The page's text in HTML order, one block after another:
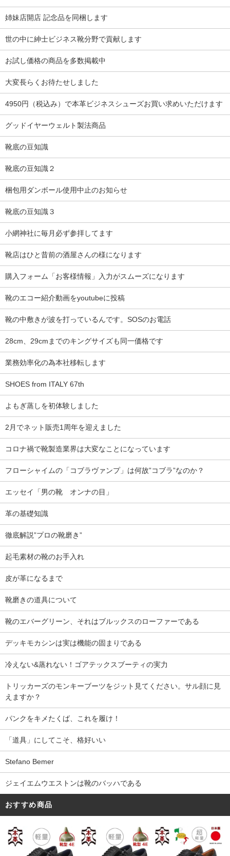
姉妹店開店 記念品を同梱します
世の中に紳士ビジネス靴分野で貢献します
お試し価格の商品を多数掲載中
大変長らくお待たせしました
4950円（税込み）で本革ビジネスシューズお買い求めいただけます
グッドイヤーウェルト製法商品
靴底の豆知識
靴底の豆知識２
梱包用ダンボール使用中止のお知らせ
靴底の豆知識３
小網神社に毎月必ず参拝してます
靴店はひと昔前の酒屋さんの様になります
購入フォーム「お客様情報」入力がスムーズになります
靴のエコー紹介動画をyoutubeに投稿
靴の中敷きが波を打っているんです。SOSのお電話
28cm、29cmまでのキングサイズも同一価格です
業務効率化の為本社移転します
SHOES from ITALY 67th
よもぎ蒸しを初体験しました
2月でネット販売1周年を迎えました
コロナ禍で靴製造業界は大変なことになっています
フローシャイムの「コブラヴァンプ」は何故”コブラ”なのか？
エッセイ「男の靴 オンナの目」
革の基礎知識
徹底解説”プロの靴磨き”
起毛素材の靴のお手入れ
皮が革になるまで
靴磨きの道具について
靴のエバーグリーン、それはブルックスのローファーである
デッキモカシンは実は機能の固まりである
冷えない&蒸れない！ゴアテックスブーティの実力
トリッカーズのモンキーブーツをジット見てください。サル顔に見
えますか？
パンクをキメたくば、これを履け！
「道具」にしてこそ、格好いい
Stefano Bemer
ジェイエムウエストンは靴のバッハである
おすすめ商品